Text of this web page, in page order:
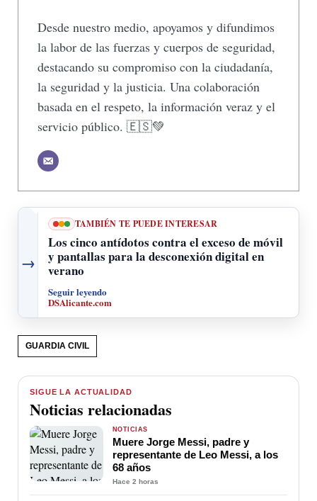
Desde nuestro medio, apoyamos y difundimos
la labor de las fuerzas y cuerpos de seguridad,
destacando su compromiso con la ciudadanía,
la seguridad y la justicia. Una colaboración
basada en el respeto, la información veraz y el
servicio público. 🇪🇸💚
→
TAMBIÉN TE PUEDE INTERESAR
Los cinco antídotos contra el exceso de móvil
y pantallas para la desconexión digital en
verano
Seguir leyendo
DSAlicante.com
GUARDIA CIVIL
SIGUE LA ACTUALIDAD
Noticias relacionadas
NOTICIAS
Muere Jorge Messi, padre y
representante de Leo Messi, a los
68 años
Hace 2 horas